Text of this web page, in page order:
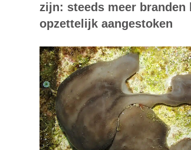
zijn: steeds meer branden
opzettelijk aangestoken